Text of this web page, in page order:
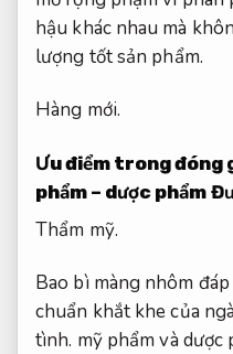
hậu khác nhau mà
lượng tốt sản phẩm.
Hàng mới.
Ưu điểm trong đóng
phẩm – dược phẩm
Thẩm mỹ.
Bao bì màng nhôm
chuẩn khắt khe của
tình. mỹ phẩm và dược